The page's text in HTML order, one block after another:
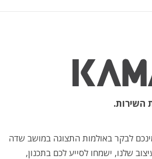
השירות.
לבקר באולמות התצוגה במושב שדה
שלנו, ישמחו לסייע לכם בתכנון,